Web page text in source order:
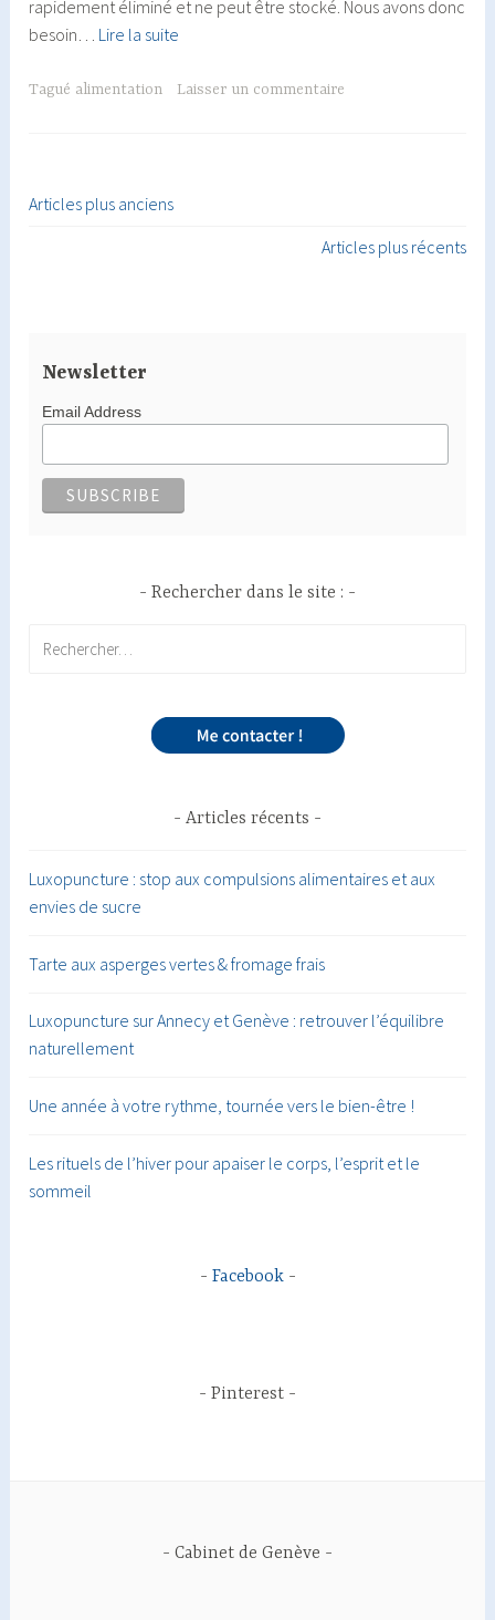
rapidement éliminé et ne peut être stocké. Nous avons donc
besoin… Lire la suite
:
Tagué alimentation Laisser un commentaire
Navigation
Articles plus anciens
Articles plus récents
Newsletter
Email Address
Rechercher dans le site :
Articles récents
Luxopuncture : stop aux compulsions alimentaires et aux
envies de sucre
Tarte aux asperges vertes & fromage frais
Luxopuncture sur Annecy et Genève : retrouver l’équilibre
naturellement
Une année à votre rythme, tournée vers le bien-être !
Les rituels de l’hiver pour apaiser le corps, l’esprit et le
sommeil
Facebook
Pinterest
Cabinet de Genève